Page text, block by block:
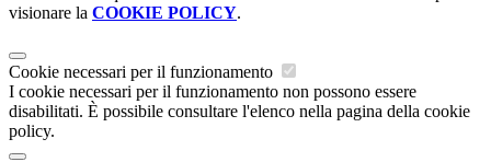
visionare la COOKIE POLICY.
Cookie necessari per il funzionamento
I cookie necessari per il funzionamento non possono essere
disabilitati. È possibile consultare l'elenco nella pagina della cookie
policy.